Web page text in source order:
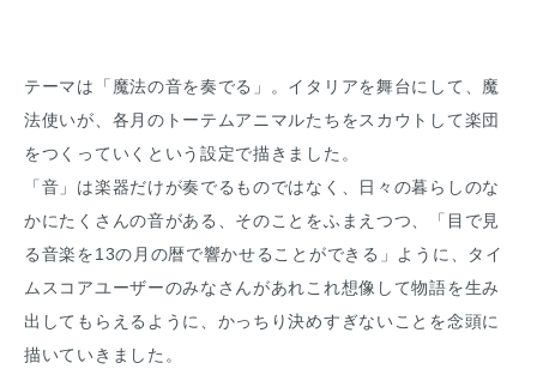
テーマは「魔法の音を奏でる」。イタリアを舞台にして、魔
法使いが、各月のトーテムアニマルたちをスカウトして楽団
をつくっていくという設定で描きました。
「音」は楽器だけが奏でるものではなく、日々の暮らしのな
かにたくさんの音がある、そのことをふまえつつ、「目で見
る音楽を13の月の暦で響かせることができる」ように、タイ
ムスコアユーザーのみなさんがあれこれ想像して物語を生み
出してもらえるように、かっちり決めすぎないことを念頭に
描いていきました。